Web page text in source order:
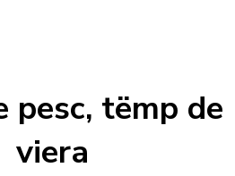
pesc, tëmp de
viera